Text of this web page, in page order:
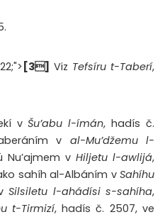
[3] Viz Tefsíru t-Taberí,
vŠu’abu l-ímán, hadís č.
v al-Mu’džemu l-
v Hiljetu l-awlijá,
sahíh al-Albáním v Sahíhu
Silsiletu l-ahádísi s-sahíha,
t-Tirmizí, hadís č. 2507, ve